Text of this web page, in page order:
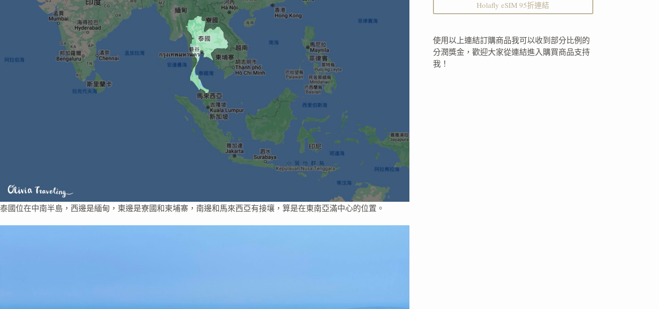
泰國位在中南半島，西邊是緬甸，東邊是寮國和柬埔寨，南邊和馬來西亞有接壤，算是在東南亞滿中心的位置。
Holafly eSIM 95折連結
使用以上連結訂購商品我可以收到部分比例的
分潤獎金，歡迎大家從連結進入購買商品支持
我！